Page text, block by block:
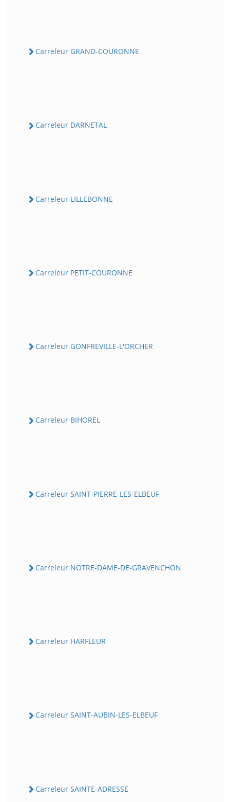
Carreleur GRAND-COURONNE
Carreleur DARNETAL
Carreleur LILLEBONNE
Carreleur PETIT-COURONNE
Carreleur GONFREVILLE-L'ORCHER
Carreleur BIHOREL
Carreleur SAINT-PIERRE-LES-ELBEUF
Carreleur NOTRE-DAME-DE-GRAVENCHON
Carreleur HARFLEUR
Carreleur SAINT-AUBIN-LES-ELBEUF
Carreleur SAINTE-ADRESSE